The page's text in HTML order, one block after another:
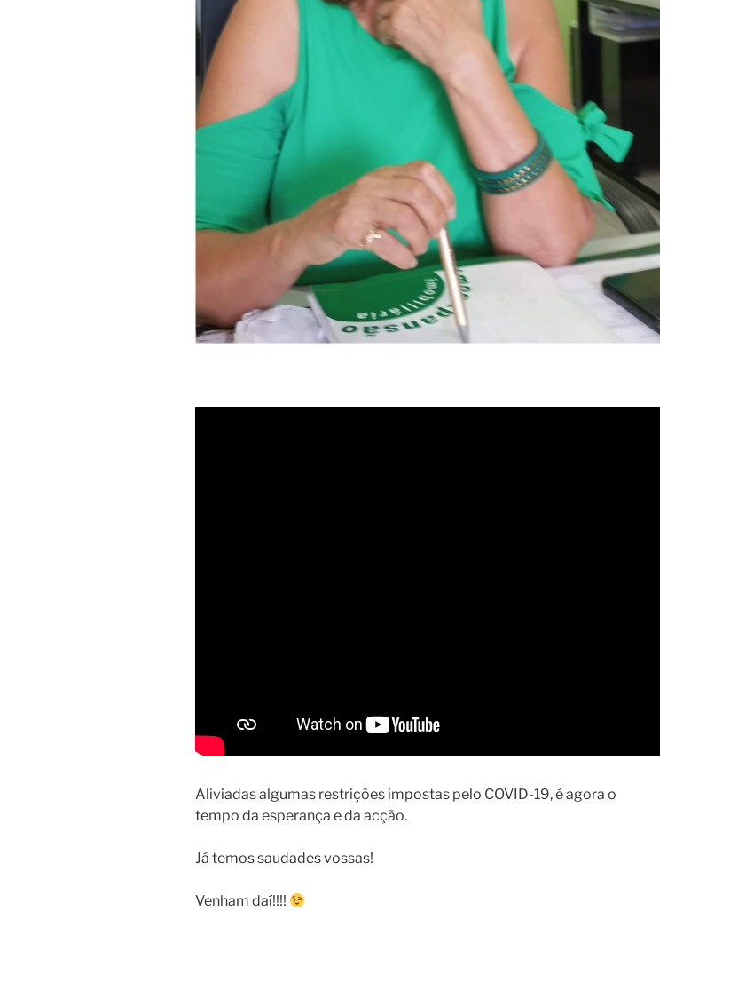
Aliviadas algumas restrições impostas pelo COVID-19, é agora o
tempo da esperança e da acção.
Já temos saudades vossas!
Venham daí!!!!